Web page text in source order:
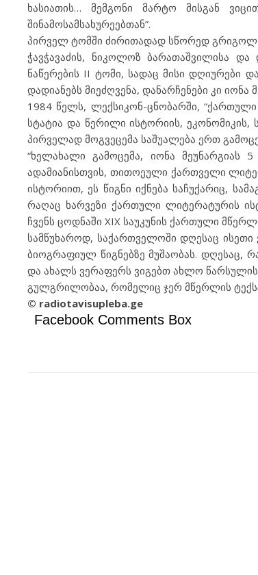
ხასიათის… მემგონი მარტო მისგან
შინამოსამსახურეებთან”.
პირველ ტომში ძირითადად სწორედ გრიგოლ
ჭავჭავაძის, ნიკოლოზ ბარათაშვილისა
ნაწერების II ტომი, სადაც მისი დღიურები
დადიანებს მიეძღვენა, დანარჩენები კი
1984 წელს, ლექსიკონ-ცნობარში, “ქართული
სტატია და წერილი ისტორიის, ეკონომიკის,
პირველად მოგვეცემა საშუალება ერთ
“ხელახალი გამოცემა, იონა
ადამიანისთვის, თითოეული ქართველი
ისტორიით, ეს წიგნი იქნება საჩუქარიც,
რაღაც ხარვეზი ქართული ლიტერატურის
ჩვენს ცოდნაში XIX საუკუნის ქართული
სამწუხაროდ, საქართველოში დღესაც
ბიოგრაფიულ წიგნებზე მუშაობას. დღესაც,
და ახალს ვერაფერს ვიგებთ ახლო
გულგრილობაა, რომელიც ჯერ მწერლის
© radiotavisupleba.ge
Facebook Comments Box